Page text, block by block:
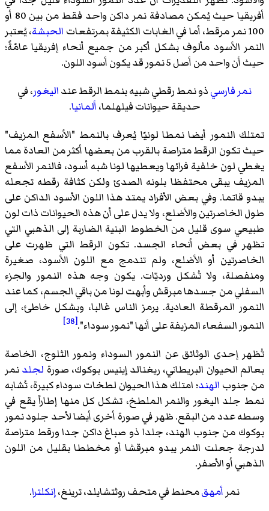
أفريقيا حيث يُمكن مصادفة نمر داكن واحد فقط من بين 80 أو
100 نمر مرقط، أما في الغابات الكثيفة بمرتفعات
الحبشة، يُعتبر
النمر الأسود مألوف بشكل أكبر من جميع أنحاء إفريقيا عامّةً؛
حيث أن واحد من أصل 5 نمور قد يكون أسود اللون.
نمر فارسيذو نمط رقطي شبيه بنمط الرقط عنداليغور، في
حديقة حيوانات فيلهلما،ألمانيا.
تمتلك النمور أيضا نمطا لونيّا يُعرف بالنمط "الأسفع المزيف"
حيث تكون الرقط متراصة بالقرب من بعضها أكثر من العادة مما
يغطي لون خلفية فرائها ويعطيها لونا شبه أسود، فالنمر الأسفع
المزيف يبقى محتفظا بلونه الصدئ ولكن كثافة رقطه تجعله
يبدو قاتما. وفي بعض الأفراد يمتد هذا اللون الأسود الداكن على
طول الخاصرتين والأضلع، ولا يدل على أن هذه الحيوانات ذات لون
طبيعي سوى قليل من الخطوط البنية الضاربة إلى الذهبي التي
تظهر في بعض أنحاء الجسد. تكون الرقط التي ظهرت على
الخاصرتين أو الأضلع، ولم تندمج مع اللون الأسود، صغيرة
ومنفصلة، ولا تُشكل ورديّات. يكون وجه هذه النمور والجزء
السفلي من جسدها مبرقش وأبهت لونا من باقي الجسم، كما عند
النمور المرقطة العادية. يرمز الناس غالبا، وبشكل خاطئ، إلى
النمور السفعاء المزيفة على أنها "نمور سوداء".[38]
تُظهر إحدى الوثائق عن النمور السوداء ونمور الثلوج، الخاصة
بعالم الحيوان البريطاني، ريغنالد إينيس بوكوك، صورة لجلدنمر
من جنوب الهند؛ امتلك هذا الحيوان لطخات سوداء كبيرة، تُشابه
نمط جلد اليغور والنمر الملطخ، تشكل كل منها إطاراً يقع في
وسطه عدد من البقع. ظهر في صورة أخرى أيضا لأحد جلود نمور
بوكوك من جنوب الهند، جلدا ذو صباغ داكن جدا ورقط متراصة
لدرجة جعلت النمر يبدو مبرقشا أو مخططا بقليل من اللون
الذهبي أو الأصفر.
نمر أمهقمحنط في متحف روثتشايلد، ترينغ،إنكلترا.